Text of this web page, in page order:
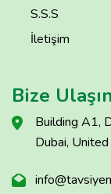
S.S.S
İletişim
Bize Ulaşın
Building A1,
Dubai,